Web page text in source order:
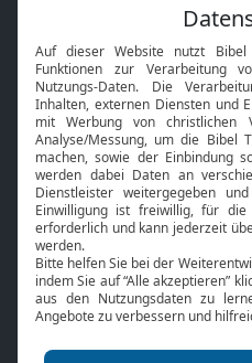
Neuigkeiten
Bibel TV
Über uns
Jobs
Mediadaten